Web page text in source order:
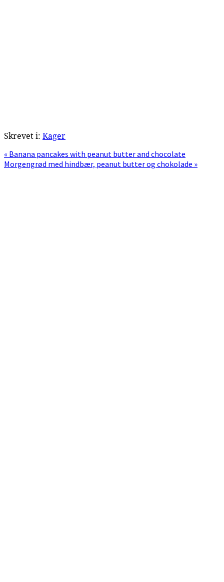
Skrevet i: Kager
Previous
Post:
« Banana pancakes with peanut butter and chocolate
Next
Morgengrød med hindbær, peanut butter og chokolade »